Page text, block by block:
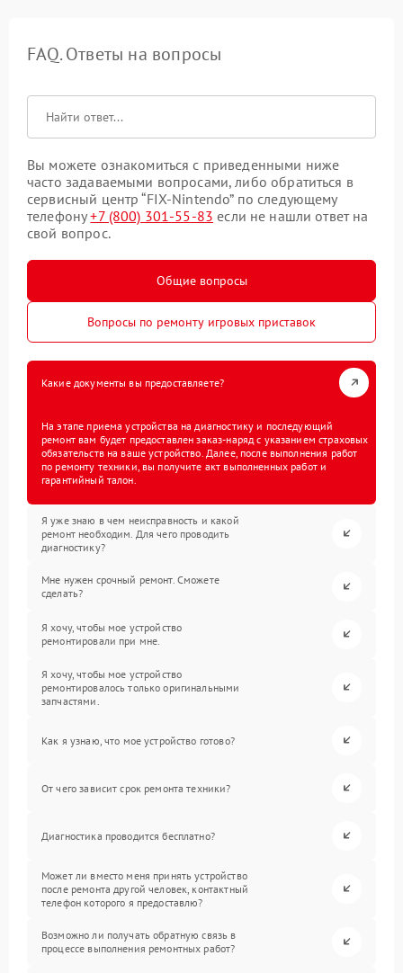
FAQ. Ответы на вопросы
Вы можете ознакомиться с приведенными ниже
часто задаваемыми вопросами, либо обратиться в
сервисный центр “FIX-Nintendo” по следующему
телефону+7 (800) 301-55-83 если не нашли ответ на
свой вопрос.
Общие вопросы
Вопросы по ремонту игровых приставок
Какие документы вы предоставляете?
На этапе приема устройства на диагностику и последующий
ремонт вам будет предоставлен заказ-наряд с указанием страховых
обязательств на ваше устройство. Далее, после выполнения работ
по ремонту техники, вы получите акт выполненных работ и
гарантийный талон.
Я уже знаю в чем неисправность и какой
ремонт необходим. Для чего проводить
диагностику?
Мне нужен срочный ремонт. Сможете
сделать?
Я хочу, чтобы мое устройство
ремонтировали при мне.
Я хочу, чтобы мое устройство
ремонтировалось только оригинальными
запчастями.
Как я узнаю, что мое устройство готово?
От чего зависит срок ремонта техники?
Диагностика проводится бесплатно?
Может ли вместо меня принять устройство
после ремонта другой человек, контактный
телефон которого я предоставлю?
Возможно ли получать обратную связь в
процессе выполнения ремонтных работ?